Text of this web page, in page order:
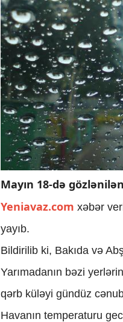
Mayın 18-də
Yeniavaz.com xəbər
yayıb.
Bildirilib ki, Bakıda və
Yarımadanın bəzi
qərb küləyi gündüz
Havanın temperaturu